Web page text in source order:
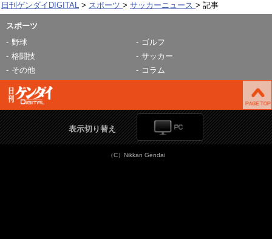
日刊ゲンダイDIGITAL スポーツ サッカーニュース 記事
スポーツ
野球
ゴルフ
格闘技
サッカー
その他
コラム
表示切り替え
（C）Nikkan Gendai